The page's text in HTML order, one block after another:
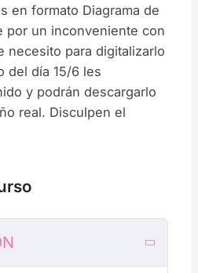
en formato Diagrama de
por un inconveniente con
necesito para digitalizarlo
del día 15/6 les
y podrán descargarlo
real. Disculpen el